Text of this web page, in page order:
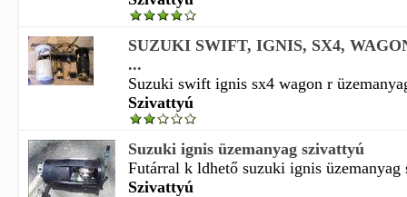
SUZUKI SWIFT, IGNIS, SX4,
...
Suzuki swift ignis sx4 wagon r
Szivattyú
Suzuki ignis üzemanyag szivattyú
Futárral k ldhető suzuki ignis
Szivattyú